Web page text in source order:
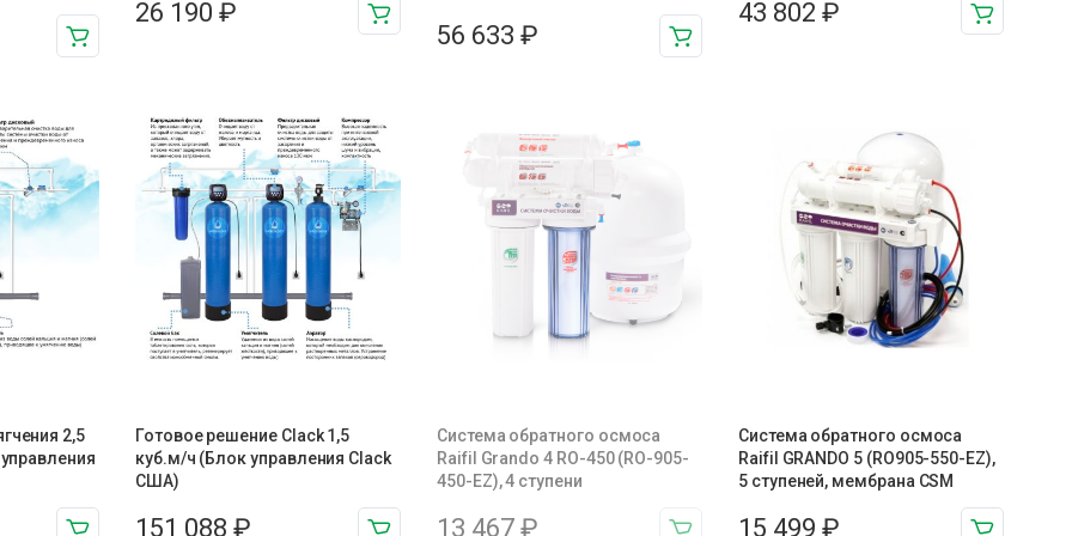
26 190 ₽
56 633 ₽
43 802 ₽
2,5
Готовое решение Clack 1,5
куб.м/ч (Блок управления Clack
США)
151 088 ₽
Система обратного осмоса
Raifil Grando 4 RO-450 (RO-905-
450-EZ), 4 ступени
13 467 ₽
Система обратного осмоса
Raifil GRANDO 5 (RO905-550-EZ),
5 ступеней, мембрана CSM
15 499 ₽